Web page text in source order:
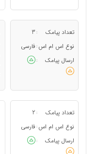
تعداد پیامک :
3
نوع اس ام اس : فارسی
ارسال پیامک
:
تعداد پیامک :
2
نوع اس ام اس : فارسی
ارسال پیامک
: